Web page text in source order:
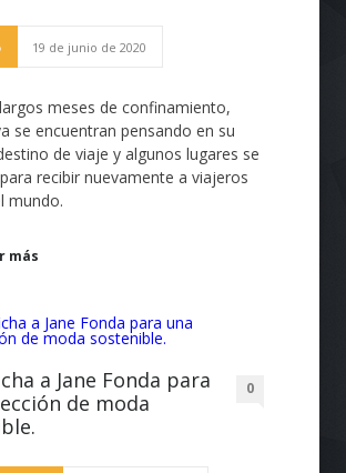
19 de junio de 2020
meses de confinamiento,
se encuentran pensando en su
de viaje y algunos lugares se
recibir nuevamente a viajeros
mundo.
más
a Jane Fonda para
de moda
0